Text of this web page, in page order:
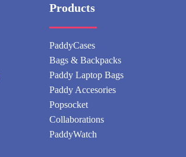
Products
PaddyCases
Bags & Backpacks
Paddy Laptop Bags
Paddy Accesories
Popsocket
Collaborations
PaddyWatch